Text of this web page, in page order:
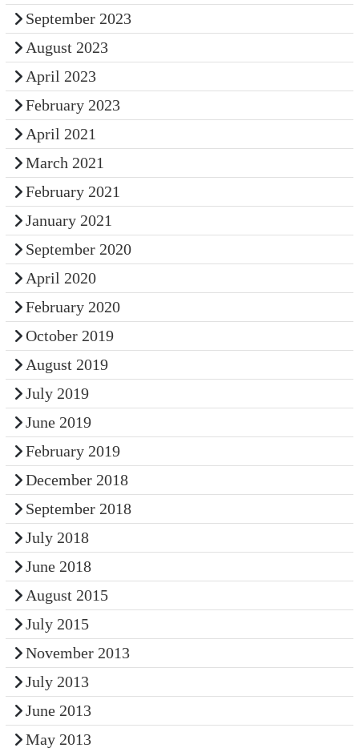
September 2023
August 2023
April 2023
February 2023
April 2021
March 2021
February 2021
January 2021
September 2020
April 2020
February 2020
October 2019
August 2019
July 2019
June 2019
February 2019
December 2018
September 2018
July 2018
June 2018
August 2015
July 2015
November 2013
July 2013
June 2013
May 2013